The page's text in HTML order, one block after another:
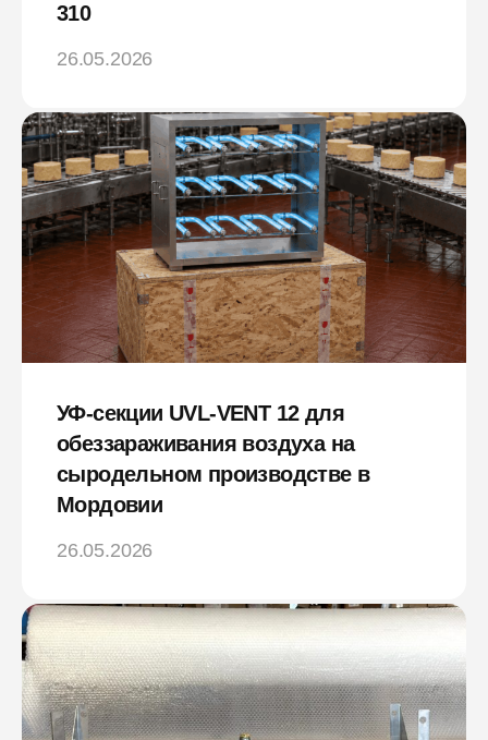
310
26.05.2026
УФ-секции UVL-VENT 12 для
обеззараживания воздуха на
сыродельном производстве в
Мордовии
26.05.2026